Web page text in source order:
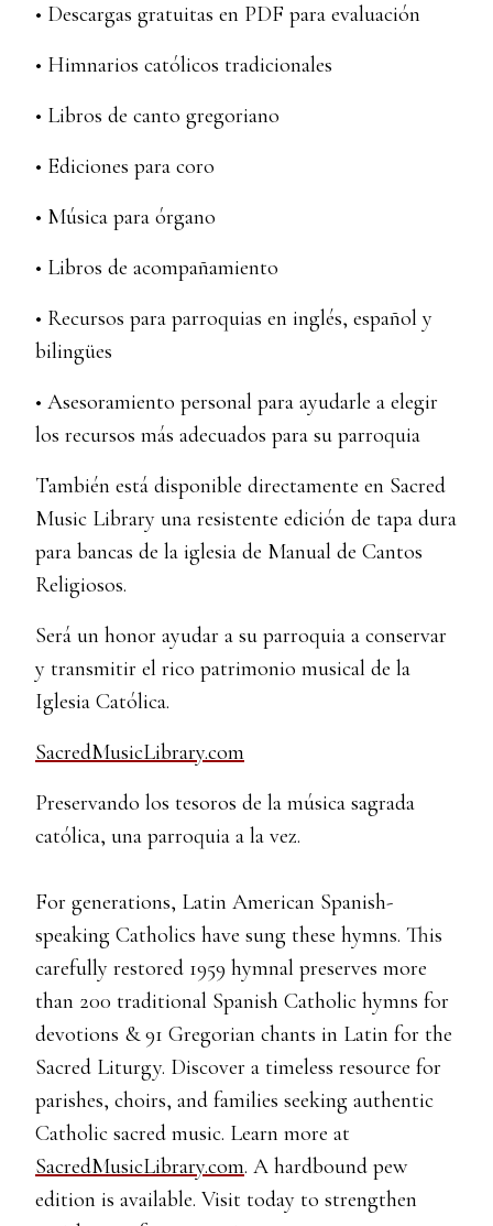
• Descargas gratuitas en PDF para evaluación
• Himnarios católicos tradicionales
• Libros de canto gregoriano
• Ediciones para coro
• Música para órgano
• Libros de acompañamiento
• Recursos para parroquias en inglés, español y
bilingües
• Asesoramiento personal para ayudarle a elegir
los recursos más adecuados para su parroquia
También está disponible directamente en Sacred
Music Library una resistente edición de tapa dura
para bancas de la iglesia de Manual de Cantos
Religiosos.
Será un honor ayudar a su parroquia a conservar
y transmitir el rico patrimonio musical de la
Iglesia Católica.
SacredMusicLibrary.com
Preservando los tesoros de la música sagrada
católica, una parroquia a la vez.
For generations, Latin American Spanish-
speaking Catholics have sung these hymns. This
carefully restored 1959 hymnal preserves more
than 200 traditional Spanish Catholic hymns for
devotions & 91 Gregorian chants in Latin for the
Sacred Liturgy. Discover a timeless resource for
parishes, choirs, and families seeking authentic
Catholic sacred music. Learn more at
SacredMusicLibrary.com. A hardbound pew
edition is available. Visit today to strengthen